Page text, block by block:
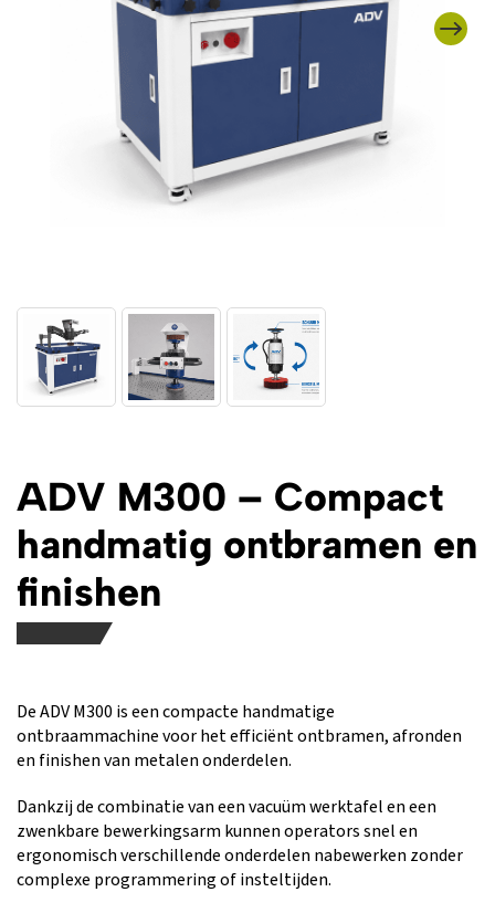
ADV M300 – Compact
handmatig ontbramen en
finishen
De ADV M300 is een compacte handmatige
ontbraammachine voor het efficiënt ontbramen, afronden
en finishen van metalen onderdelen.
Dankzij de combinatie van een vacuüm werktafel en een
zwenkbare bewerkingsarm kunnen operators snel en
ergonomisch verschillende onderdelen nabewerken zonder
complexe programmering of insteltijden.
Next